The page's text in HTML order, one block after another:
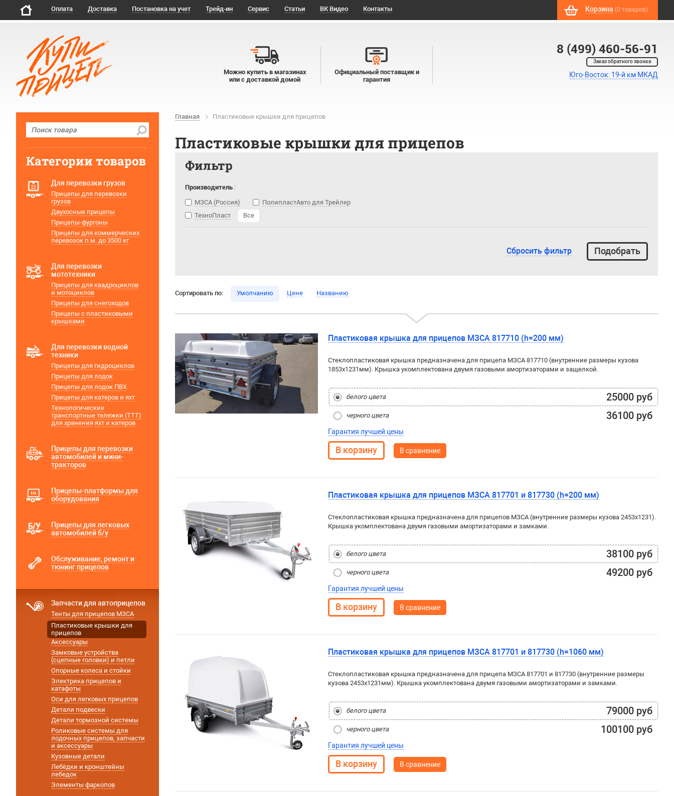
Оплата Доставка Постановка на учет Трейд-ин Сервис Статьи ВК Видео Контакты Корзина (0 товаров)
8 (499) 460-56-91
Заказ обратного звонка
Юго-Восток: 19-й км МКАД
Можно купить в магазинах
или с доставкой домой
Официальный поставщик и
гарантия
Главная Пластиковые крышки для прицепов
Пластиковые крышки для прицепов
Фильтр
Производитель :
МЗСА (Россия)
ПолипластАвто для Трейлер
ТехноПласт
Все
Сбросить фильтр
Сортировать по: Умолчанию Цене Названию
Пластиковая крышка для прицепов МЗСА 817710 (h=200 мм)
Стеклопластиковая крышка предназначена для прицепа МЗСА 817710 (внутренние размеры кузова
1853x1231мм). Крышка укомплектована двумя газовыми амортизаторами и защелкой.
белого цвета 25000 руб
черного цвета 36100 руб
Гарантия лучшей цены
В сравнение
Пластиковая крышка для прицепов МЗСА 817701 и 817730 (h=200 мм)
Стеклопластиковая крышка предназначена для прицепов МЗСА (внутренние размеры кузова 2453x1231).
Крышка укомплектована двумя газовыми амортизаторами и замками.
белого цвета 38100 руб
черного цвета 49200 руб
Гарантия лучшей цены
В сравнение
Пластиковая крышка для прицепов МЗСА 817701 и 817730 (h=1060 мм)
Стеклопластиковая крышка предназначена для прицепа МЗСА 817701 и 817730 (внутренние размеры
кузова 2453x1231мм). Крышка укомплектована двумя газовыми амортизаторами и замками.
белого цвета 79000 руб
черного цвета 100100 руб
Гарантия лучшей цены
В сравнение
Категории товаров
Для перевозки грузов
Прицепы для перевозки
грузов
Двухосные прицепы
Прицепы-фургоны
Прицепы для коммерческих
перевозок п.м. до 3500 кг
Для перевозки
мототехники
Прицепы для квадроциклов
и мотоциклов
Прицепы для снегоходов
Прицепы с пластиковыми
крышками
Для перевозки водной
техники
Прицепы для гидроциклов
Прицепы для лодок
Прицепы для лодок ПВХ
Прицепы для катеров и яхт
Технологические
транспортные тележки (ТТТ)
для хранения яхт и катеров
Прицепы для перевозки
автомобилей и мини-
тракторов
Прицепы-платформы для
оборудования
Прицепы для легковых
автомобилей б/у
Обслуживание, ремонт и
тюнинг прицепов
Запчасти для автоприцепов
Тенты для прицепов МЗСА
Пластиковые крышки для
прицепов
Аксессуары
Замковые устройства
(сцепные головки) и петли
Опорные колеса и стойки
Электрика прицепов и
катафоты
Оси для легковых прицепов
Детали подвески
Детали тормозной системы
Роликовые системы для
лодочных прицепов, запчасти
и аксессуары
Кузовные детали
Лебёдки и кронштейны
лебедок
Элементы фаркопов